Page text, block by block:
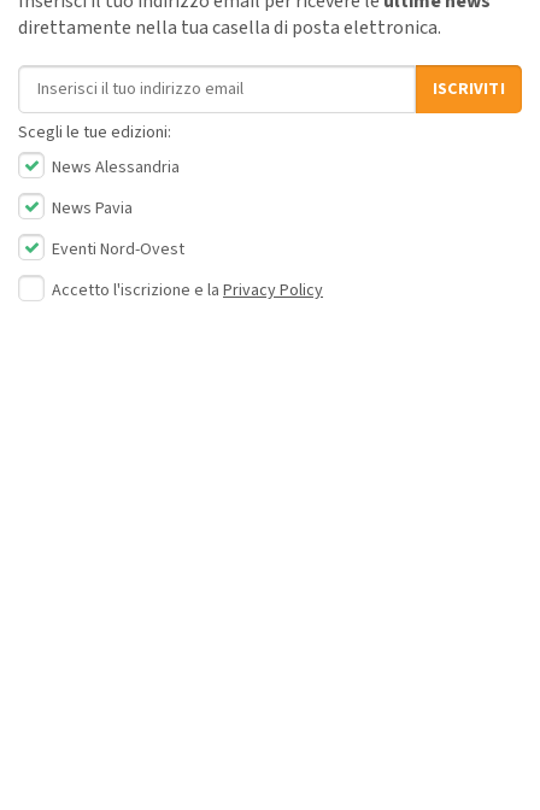
direttamente nella tua casella di posta elettronica.
Indirizzo email
ISCRIVITI
Scegli le tue edizioni:
News Alessandria
News Pavia
Eventi Nord-Ovest
Accetto l'iscrizione e la Privacy Policy